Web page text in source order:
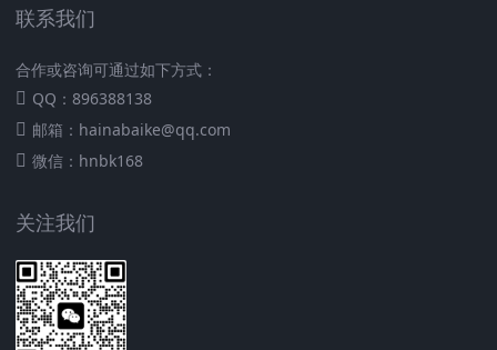
联系我们
合作或咨询可通过如下方式：
QQ：896388138
邮箱：hainabaike@qq.com
微信：hnbk168
关注我们